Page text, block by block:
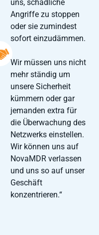
uns, schädliche
Angriffe zu stoppen
oder sie zumindest
sofort einzudämmen.
Wir müssen uns nicht
mehr ständig um
unsere Sicherheit
kümmern oder gar
jemanden extra für
die Überwachung des
Netzwerks einstellen.
Wir können uns auf
NovaMDR verlassen
und uns so auf unser
Geschäft
konzentrieren.“